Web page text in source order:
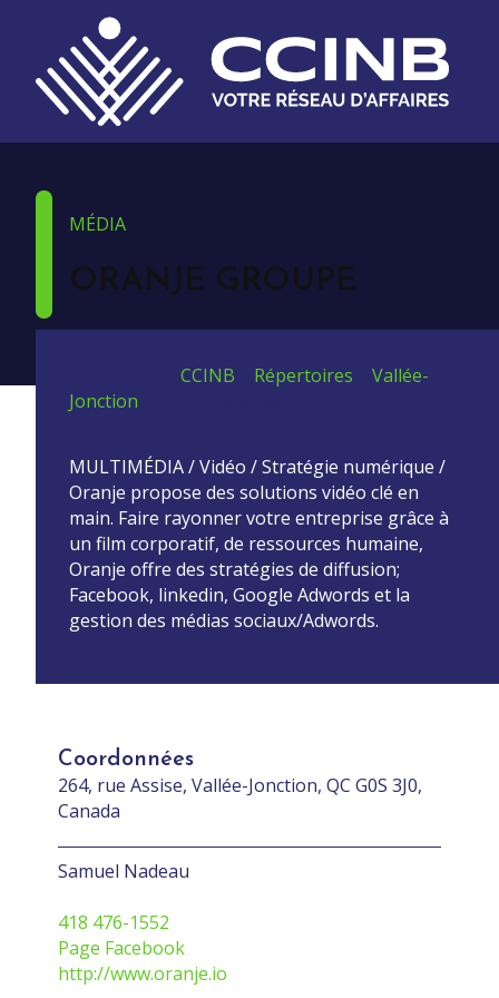
MÉDIA
ORANJE GROUPE
CCINB Répertoires
Vallée-
Jonction
MULTIMÉDIA / Vidéo / Stratégie numérique /
Oranje propose des solutions vidéo clé en
main. Faire rayonner votre entreprise grâce à
un film corporatif, de ressources humaine,
Oranje offre des stratégies de diffusion;
Facebook, linkedin, Google Adwords et la
gestion des médias sociaux/Adwords.
Coordonnées
264, rue Assise, Vallée-Jonction, QC G0S 3J0,
Canada
Samuel Nadeau
418 476-1552
Page Facebook
http://www.oranje.io